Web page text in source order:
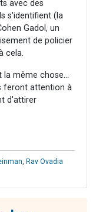
avec des
s'identifient (la
Gadol, un
de policier
cela.
la même chose...
feront attention à
d'attirer
, Rav Ovadia